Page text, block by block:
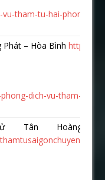
tham-tu-hai-phong-uy-
Phát – Hòa Bìnhhttps://
dich-vu-tham-tu-
Tân Hoàng